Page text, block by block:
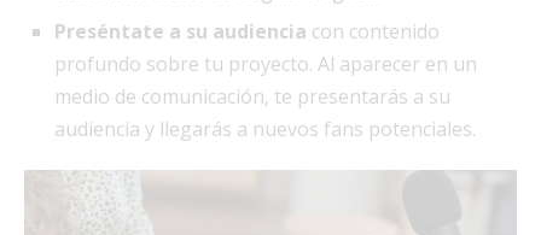
Preséntate a su audiencia con contenido
profundo sobre tu proyecto. Al aparecer en un
medio de comunicación, te presentarás a su
audiencia y llegarás a nuevos fans potenciales.